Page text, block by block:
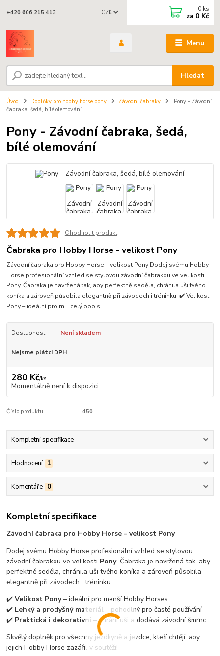
Menu
CZK
Hledat
+420 606 215 413 0 ks
za 0 Kč
Úvod Doplňky pro hobby horse pony Závodní čabraky
Pony - Závodní
čabraka, šedá, bílé olemování
Pony - Závodní čabraka, šedá,
bílé olemování
Ohodnotit produkt
Čabraka pro Hobby Horse - velikost Pony
Závodní čabraka pro Hobby Horse – velikost Pony Dodej svému Hobby
Horse profesionální vzhled se stylovou závodní čabrakou ve velikosti
Pony. Čabraka je navržená tak, aby perfektně seděla, chránila uši tvého
koníka a zároveň působila elegantně při závodech i tréninku. ✔️ Velikost
Pony – ideální pro m... celý popis
Dostupnost Není skladem
Nejsme plátci DPH
280 Kč/ks
Momentálně není k dispozici
Číslo produktu: 450
Kompletní specifikace
Hodnocení 1
Komentáře 0
Kompletní specifikace
Závodní čabraka pro Hobby Horse – velikost Pony
Dodej svému Hobby Horse profesionální vzhled se stylovou
závodní čabrakou ve velikosti Pony. Čabraka je navržená tak, aby
perfektně seděla, chránila uši tvého koníka a zároveň působila
elegantně při závodech i tréninku.
✔️Velikost Pony– ideální pro menší Hobby Horses
✔️ Lehký a prodyšný materiál – pohodlný pro časté používání
✔️ Praktická i dekorativní – chrání uši a dodává závodní šmrnc
Skvělý doplněk pro všechny jezdkyně a jezdce, kteří chtějí, aby
jejich Hobby Horse zazářil v soutěži!